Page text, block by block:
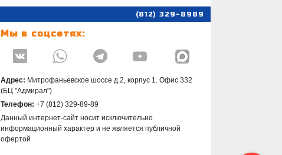
(812) 329-8989
Мы в соцсетях:
   
Адрес: Митрофаньевское шоссе д.2, корпус 1. Офис 332
(БЦ "Адмирал")
Телефон: +7 (812) 329-89-89
Данный интернет-сайт носит исключительно
информационный характер и не является публичной
офертой